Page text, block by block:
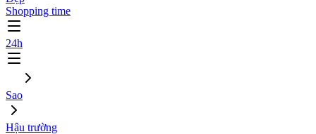
Shopping time
24h
Sao
Hậu trường